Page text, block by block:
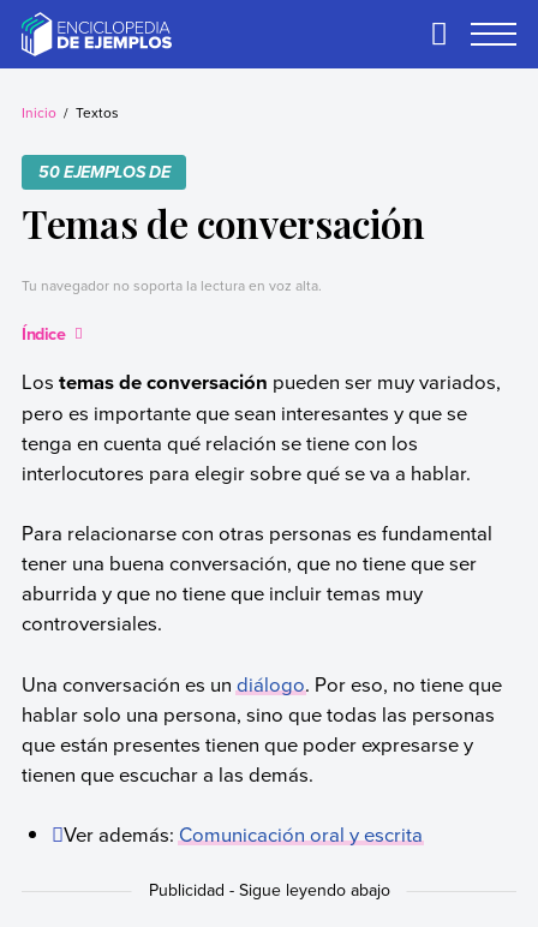
contentEjemplos
Necesitas ejemplos.
Primary
Inicio Textos
50 EJEMPLOS DE
Temas de conversación
Tu navegador no soporta la lectura en voz alta.
Índice
Los temas de conversación pueden ser muy variados,
pero es importante que sean interesantes y que se
tenga en cuenta qué relación se tiene con los
interlocutores para elegir sobre qué se va a hablar.
Para relacionarse con otras personas es fundamental
tener una buena conversación, que no tiene que ser
aburrida y que no tiene que incluir temas muy
controversiales.
Una conversación es undiálogo. Por eso, no tiene que
hablar solo una persona, sino que todas las personas
que están presentes tienen que poder expresarse y
tienen que escuchar a las demás.
Ver además:Comunicación oral y escrita